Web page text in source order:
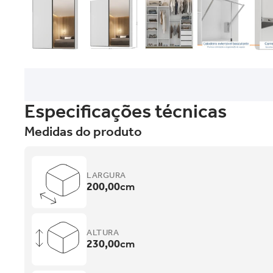
Especificações técnicas
Medidas do produto
LARGURA
200,00cm
ALTURA
230,00cm